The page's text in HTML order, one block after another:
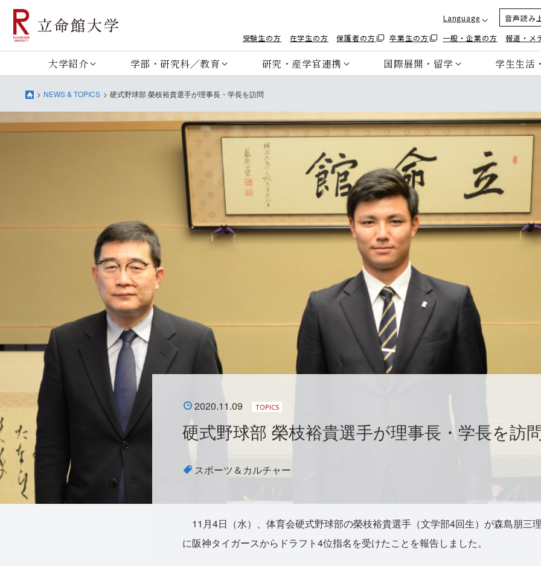
Language
音声読み
受験生の方
在学生の方 保護者の方 卒業生の方 一般・企業の方 報道・メ
大学紹介 学部・研究科／教育 研究・産学官連携 国際展開・留学 学生生活
NEWS & TOPICS 硬式野球部 榮枝裕貴選手が理事長・学長を訪問
2020.11.09 TOPICS
硬式野球部 榮枝裕貴選手が理事長・学長を訪
スポーツ＆カルチャー
11月4日（水）、体育会硬式野球部の榮枝裕貴選手（文学部4回生）が森島朋三
に阪神タイガースからドラフト4位指名を受けたことを報告しました。